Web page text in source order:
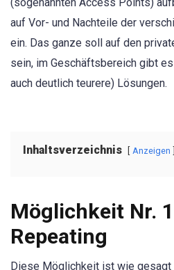
auf Vor- und Nachteile der
ein. Das ganze soll auf den
sein, im Geschäftsbereich gibt
auch deutlich teurere) Lösungen.
Inhaltsverzeichnis Anzeigen
Möglichkeit Nr.
Repeating
Diese Möglichkeit ist wie